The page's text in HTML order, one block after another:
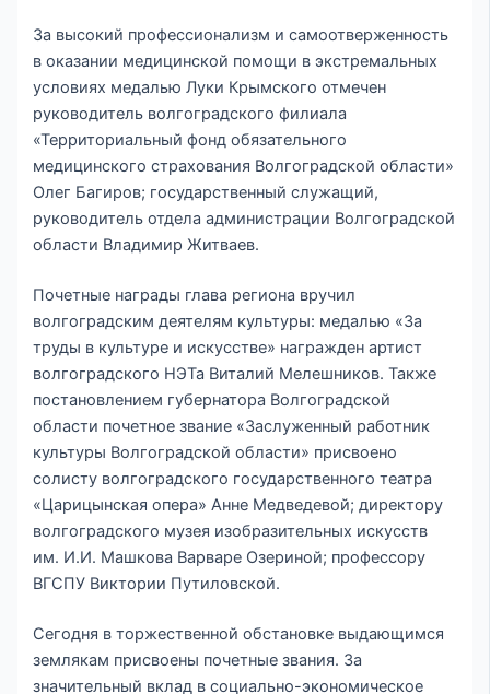
За высокий профессионализм и самоотверженность
в оказании медицинской помощи в экстремальных
условиях медалью Луки Крымского отмечен
руководитель волгоградского филиала
«Территориальный фонд обязательного
медицинского страхования Волгоградской области»
Олег Багиров; государственный служащий,
руководитель отдела администрации Волгоградской
области Владимир Житваев.
Почетные награды глава региона вручил
волгоградским деятелям культуры: медалью «За
труды в культуре и искусстве» награжден артист
волгоградского НЭТа Виталий Мелешников. Также
постановлением губернатора Волгоградской
области почетное звание «Заслуженный работник
культуры Волгоградской области» присвоено
солисту волгоградского государственного театра
«Царицынская опера» Анне Медведевой; директору
волгоградского музея изобразительных искусств
им. И.И. Машкова Варваре Озериной; профессору
ВГСПУ Виктории Путиловской.
Сегодня в торжественной обстановке выдающимся
землякам присвоены почетные звания. За
значительный вклад в социально-экономическое